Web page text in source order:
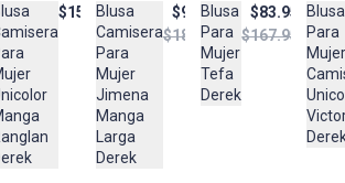
usar blanqueadores,lavar y secar con
a temperatura tibia
$157.900
Blusa
Camisera
Para
Mujer
Jimena
Manga
Larga
Derek
$93.950
$186.950
Blusa
Para
Mujer
Tefa
Derek
$83.950
$167.950
Blusa
Para
Mujer